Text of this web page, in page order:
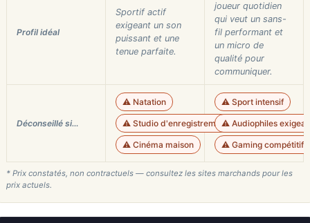
Profil idéal
Sportif actif
exigeant un son
puissant et une
tenue parfaite.
joueur quotidien
qui veut un sans-
fil performant et
un micro de
qualité pour
communiquer.
Déconseillé si…
⚠️ Natation
⚠️ Studio d'enregistrement
⚠️ Cinéma maison
⚠️ Sport intensif
⚠️ Audiophiles
⚠️ Gaming compétitif
* Prix constatés, non contractuels — consultez les sites marchands pour les
prix actuels.